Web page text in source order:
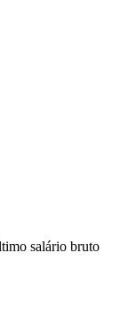
salário bruto